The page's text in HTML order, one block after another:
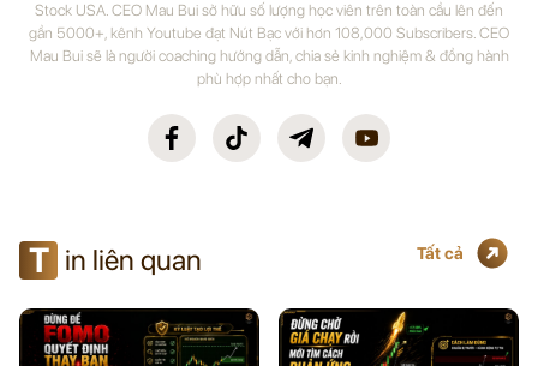
Stock USA. CEO Mau Bui sở hữu số lượng học viên trên toàn cầu lên đến
gần 5000+, kênh Youtube đạt Nút Bạc với hơn 108,000 Subscribers. CEO
Mau Bui sẽ là người coaching hướng dẫn, chia sẻ kinh nghiệm & đồng hành
phù hợp nhất cho bạn.
T in liên quan Tất cả